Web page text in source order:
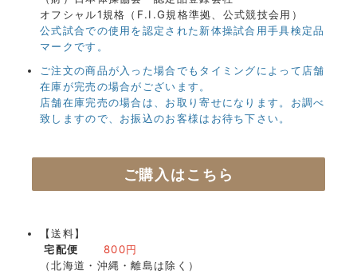
オフシャル1規格（F.I.G規格準拠、公式競技会用）
公式試合での使用を認定された新体操試合用手具検定品
マークです。
ご注文の商品が入った場合でもタイミングによって店舗
在庫が完売の場合がございます。
店舗在庫完売の場合は、お取り寄せになります。お調べ
致しますので、お振込のお客様はお待ち下さい。
ご購入はこちら
【送料】
宅配便
800円
（北海道・沖縄・離島は除く）